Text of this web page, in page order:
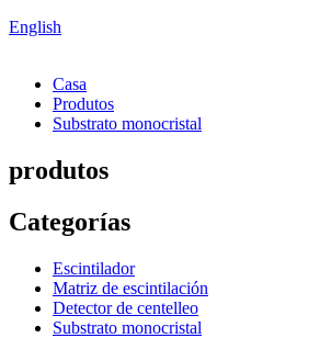
English
Casa
Produtos
Substrato monocristal
produtos
Categorías
Escintilador
Matriz de escintilación
Detector de centelleo
Substrato monocristal